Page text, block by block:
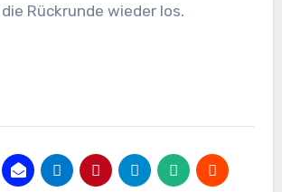
Rückrunde wieder los.